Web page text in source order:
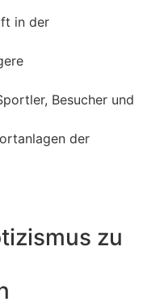
in der
Besucher und
der
zu